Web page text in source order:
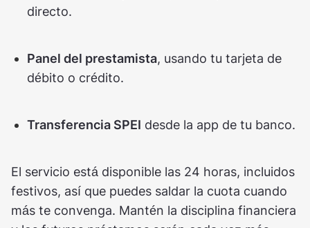
directo.
Panel del prestamista, usando tu tarjeta de
débito o crédito.
Transferencia SPEI desde la app de tu banco.
El servicio está disponible las 24 horas, incluidos
festivos, así que puedes saldar la cuota cuando
más te convenga. Mantén la disciplina financiera